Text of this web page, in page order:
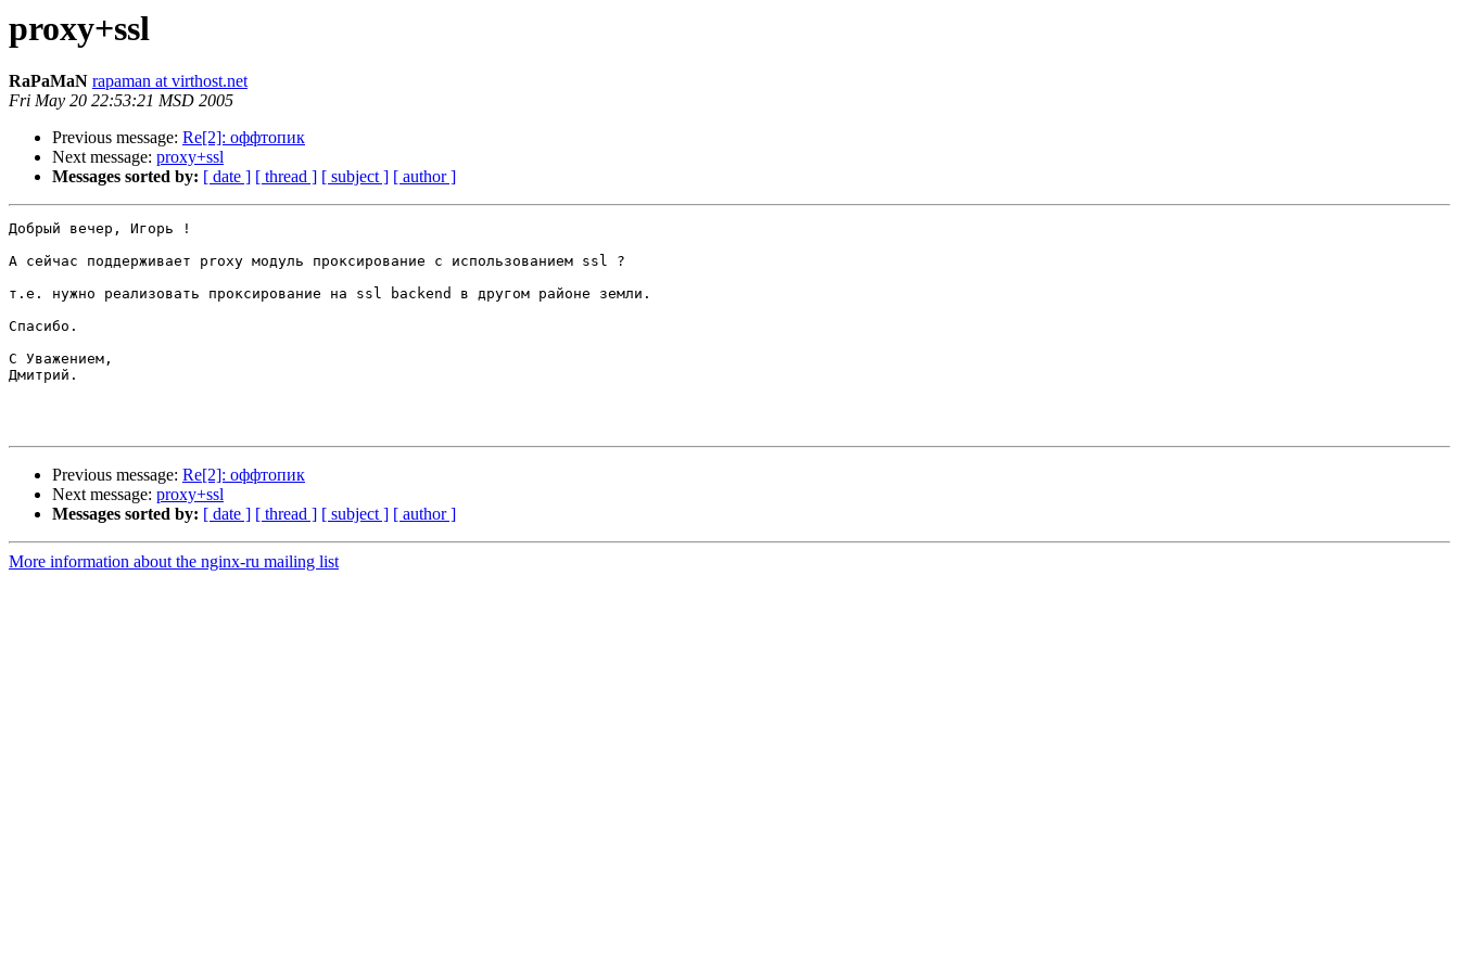
proxy+ssl
RaPaMaN rapaman at virthost.net
Fri May 20 22:53:21 MSD 2005
Previous message: Re[2]: оффтопик
Next message: proxy+ssl
Messages sorted by: [ date ] [ thread ] [ subject ] [ author ]
Добрый вечер, Игорь !
А сейчас поддерживает proxy модуль проксирование с использованием ssl ?
т.е. нужно реализовать проксирование на ssl backend в другом районе земли.
Спасибо.
С Уважением,
Дмитрий.
Previous message: Re[2]: оффтопик
Next message: proxy+ssl
Messages sorted by: [ date ] [ thread ] [ subject ] [ author ]
More information about the nginx-ru mailing list